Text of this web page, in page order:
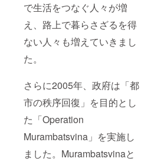
で生活をつなぐ人々が増
え、路上で暮らさざるを得
ない人々も増えていきまし
た。
さらに2005年、政府は「都
市の秩序回復」を目的とし
た「Operation
Murambatsvina」を実施し
ました。Murambatsvinaと